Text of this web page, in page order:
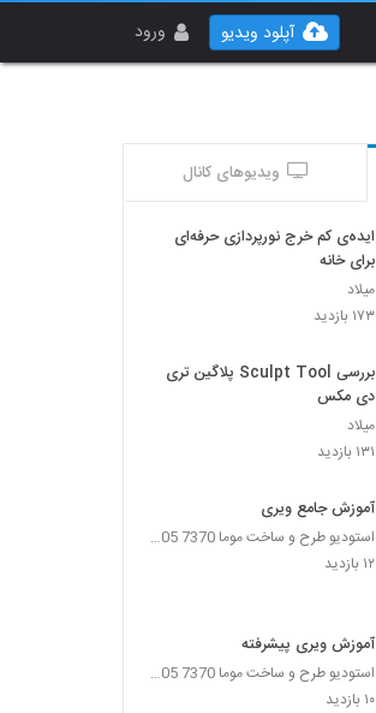
ورود آپلود ویدیو
ویدیوهای کانال
ایده‌ی کم خرج نورپردازی حرفه‌ای
برای خانه
میلاد
۱۷۳ بازدید
بررسی Sculpt Tool پلاگین تری
دی مکس
میلاد
۱۳۱ بازدید
آموزش جامع ویری
استودیو طرح و ساخت موما 7370 7105-021
۱۲ بازدید
آموزش ویری پیشرفته
استودیو طرح و ساخت موما 7370 7105-021
۱۰ بازدید